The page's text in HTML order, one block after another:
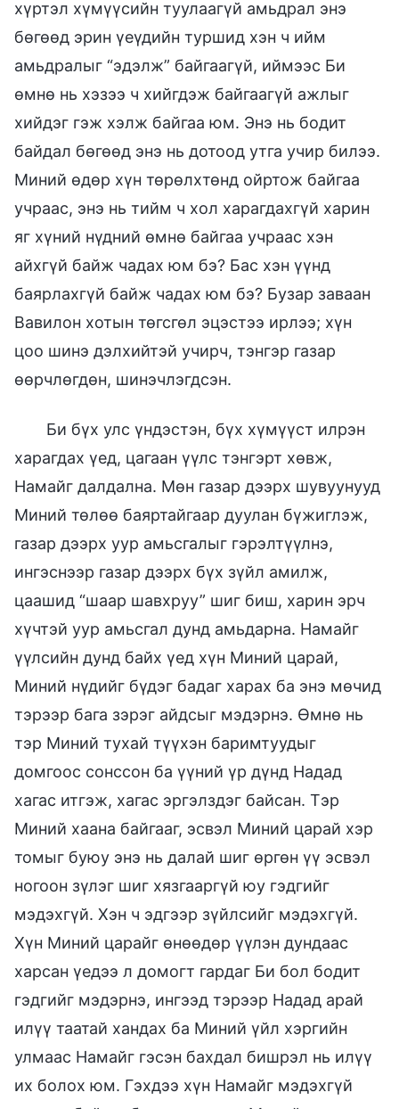
хүртэл хүмүүсийн туулаагүй амьдрал энэ
бөгөөд эрин үеүдийн туршид хэн ч ийм
амьдралыг “эдэлж” байгаагүй, иймээс Би
өмнө нь хэзээ ч хийгдэж байгаагүй ажлыг
хийдэг гэж хэлж байгаа юм. Энэ нь бодит
байдал бөгөөд энэ нь дотоод утга учир билээ.
Миний өдөр хүн төрөлхтөнд ойртож байгаа
учраас, энэ нь тийм ч хол харагдахгүй харин
яг хүний нүдний өмнө байгаа учраас хэн
айхгүй байж чадах юм бэ? Бас хэн үүнд
баярлахгүй байж чадах юм бэ? Бузар заваан
Вавилон хотын төгсгөл эцэстээ ирлээ; хүн
цоо шинэ дэлхийтэй учирч, тэнгэр газар
өөрчлөгдөн, шинэчлэгдсэн.
Би бүх улс үндэстэн, бүх хүмүүст илрэн
харагдах үед, цагаан үүлс тэнгэрт хөвж,
Намайг далдална. Мөн газар дээрх шувуунууд
Миний төлөө баяртайгаар дуулан бүжиглэж,
газар дээрх уур амьсгалыг гэрэлтүүлнэ,
ингэснээр газар дээрх бүх зүйл амилж,
цаашид “шаар шавхруу” шиг биш, харин эрч
хүчтэй уур амьсгал дунд амьдарна. Намайг
үүлсийн дунд байх үед хүн Миний царай,
Миний нүдийг бүдэг бадаг харах ба энэ мөчид
тэрээр бага зэрэг айдсыг мэдэрнэ. Өмнө нь
тэр Миний тухай түүхэн баримтуудыг
домгоос сонссон ба үүний үр дүнд Надад
хагас итгэж, хагас эргэлздэг байсан. Тэр
Миний хаана байгааг, эсвэл Миний царай хэр
томыг буюу энэ нь далай шиг өргөн үү эсвэл
ногоон зүлэг шиг хязгааргүй юу гэдгийг
мэдэхгүй. Хэн ч эдгээр зүйлсийг мэдэхгүй.
Хүн Миний царайг өнөөдөр үүлэн дундаас
харсан үедээ л домогт гардаг Би бол бодит
гэдгийг мэдэрнэ, ингээд тэрээр Надад арай
илүү таатай хандах ба Миний үйл хэргийн
улмаас Намайг гэсэн бахдал бишрэл нь илүү
их болох юм. Гэхдээ хүн Намайг мэдэхгүй